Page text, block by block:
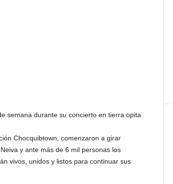
semana durante su concierto en tierra opita
Chocquibtown, comenzaron a girar
y ante más de 6 mil personas los
vivos, unidos y listos para continuar sus